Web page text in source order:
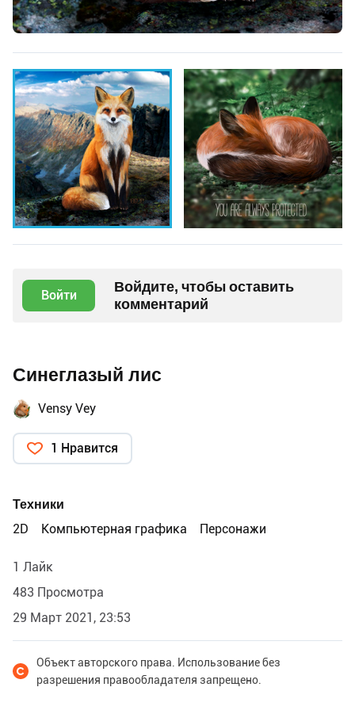
Войти
Войдите, чтобы оставить
комментарий
Синеглазый лис
Vensy Vey
1 Нравится
Техники
2D
Компьютерная графика Персонажи
1 Лайк
483 Просмотра
29 Март 2021, 23:53
Объект авторского права. Использование без
разрешения правообладателя запрещено.